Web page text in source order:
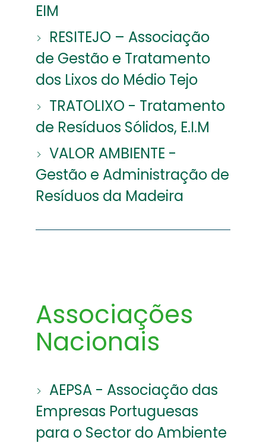
EIM
RESITEJO – Associação
de Gestão e Tratamento
dos Lixos do Médio Tejo
TRATOLIXO - Tratamento
de Resíduos Sólidos, E.I.M
VALOR AMBIENTE -
Gestão e Administração de
Resíduos da Madeira
Associações
Nacionais
AEPSA - Associação das
Empresas Portuguesas
para o Sector do Ambiente